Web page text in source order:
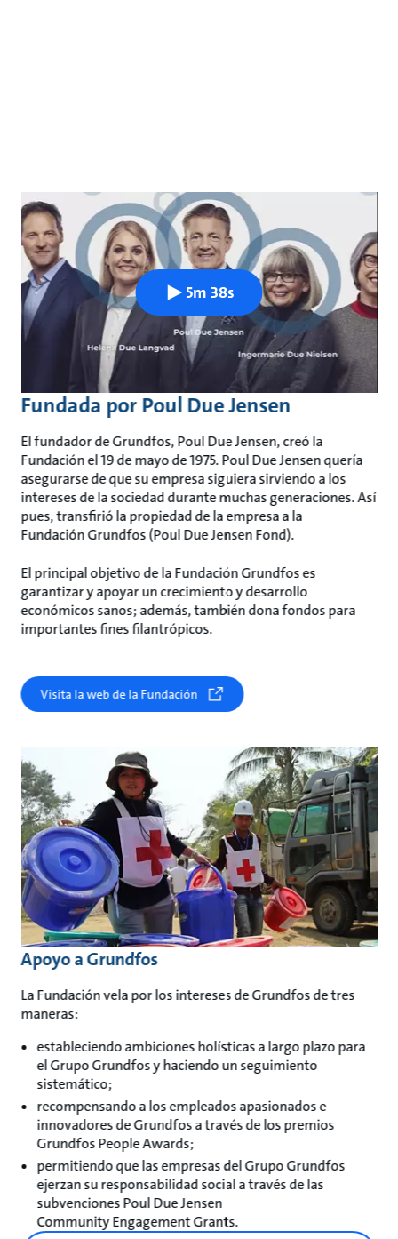
Fundada por Poul Due Jensen
El fundador de Grundfos, Poul Due Jensen, creó la
Fundación el 19 de mayo de 1975. Poul Due Jensen quería
asegurarse de que su empresa siguiera sirviendo a los
intereses de la sociedad durante muchas generaciones. Así
pues, transfirió la propiedad de la empresa a la
Fundación Grundfos (Poul Due Jensen Fond).
El principal objetivo de la Fundación Grundfos es
garantizar y apoyar un crecimiento y desarrollo
económicos sanos; además, también dona fondos para
importantes fines filantrópicos.
Visita la web de la Fundación
5m 38s
Apoyo a Grundfos
La Fundación vela por los intereses de Grundfos de tres
maneras:
estableciendo ambiciones holísticas a largo plazo para
el Grupo Grundfos y haciendo un seguimiento
sistemático;
recompensando a los empleados apasionados e
innovadores de Grundfos a través de los premios
Grundfos People Awards;
permitiendo que las empresas del Grupo Grundfos
ejerzan su responsabilidad social a través de las
subvenciones Poul Due Jensen
Community Engagement Grants.